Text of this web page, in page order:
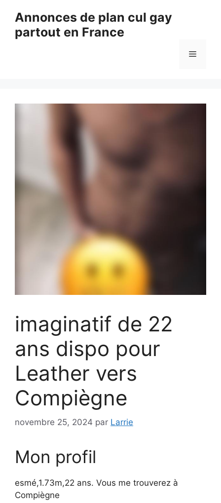
contenu
Annonces de plan cul gay
partout en France
Menu
imaginatif de 22
ans dispo pour
Leather vers
Compiègne
novembre 25, 2024 par Larrie
Mon profil
esmé,1.73m,22 ans. Vous me trouverez à
Compiègne